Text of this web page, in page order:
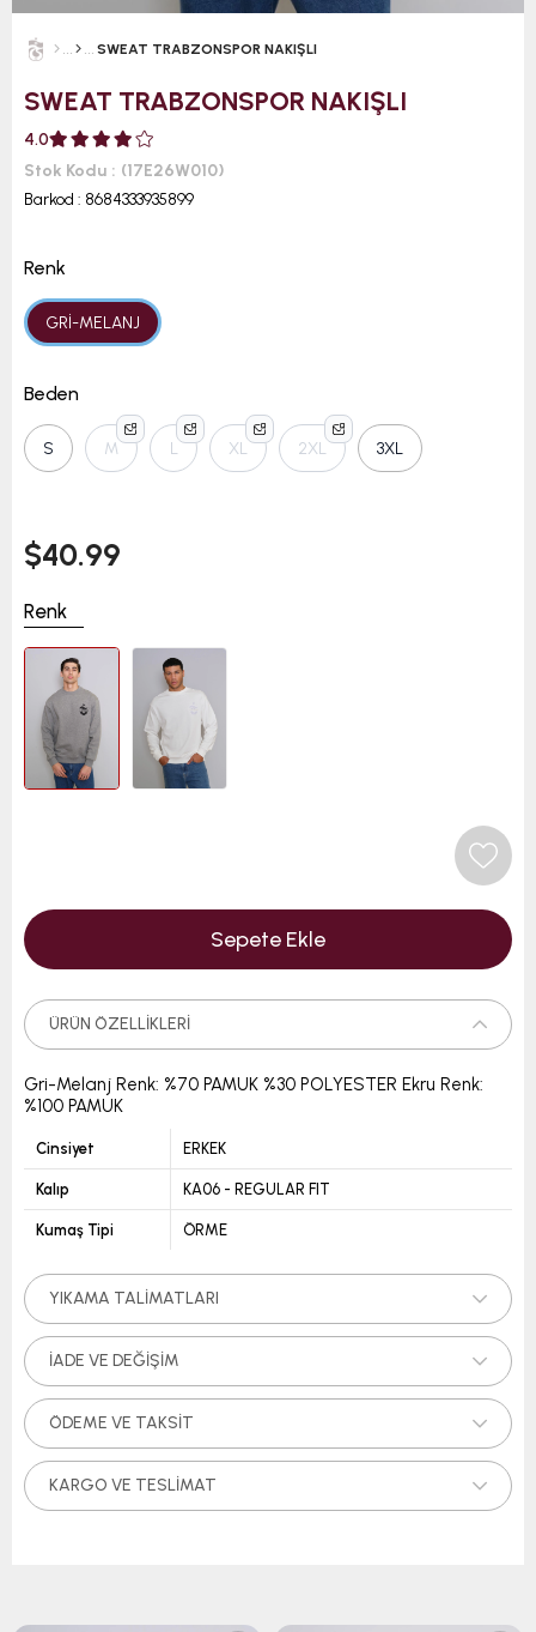
SWEAT TRABZONSPOR NAKIŞLI
SWEAT TRABZONSPOR NAKIŞLI
4.0
Stok Kodu
(17E26W010)
Barkod : 8684333935899
Renk
GRİ-MELANJ
Beden
S M L XL 2XL 3XL
$40.99
Renk
ÜRÜN ÖZELLIKLERI
Gri-Melanj Renk: %70 PAMUK %30 POLYESTER Ekru Renk:
%100 PAMUK
Cinsiyet ERKEK
Kalıp KA06 - REGULAR FIT
Kumaş Tipi ÖRME
YIKAMA TALIMATLARI
İADE VE DEĞIŞIM
ÖDEME VE TAKSIT
KARGO VE TESLIMAT